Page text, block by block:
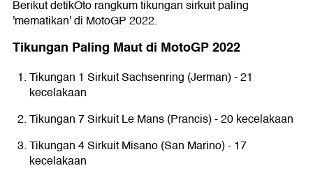
Berikut detikOto rangkum tikungan sirkuit paling
'mematikan' di MotoGP 2022.
Tikungan Paling Maut di MotoGP 2022
Tikungan 1 Sirkuit Sachsenring (Jerman) - 21
kecelakaan
Tikungan 7 Sirkuit Le Mans (Prancis) - 20 kecelakaan
Tikungan 4 Sirkuit Misano (San Marino) - 17
kecelakaan